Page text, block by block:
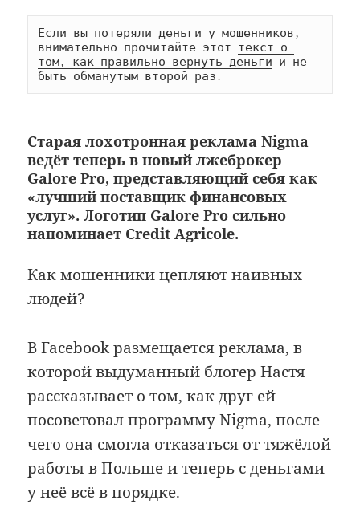
Если вы потеряли деньги у мошенников,
внимательно прочитайте этот текст о
том, как правильно вернуть деньги и не
быть обманутым второй раз.
Старая лохотронная реклама Nigma
ведёт теперь в новый лжеброкер
Galore Pro, представляющий себя как
«лучший поставщик финансовых
услуг». Логотип Galore Pro сильно
напоминает Credit Agricole.
Как мошенники цепляют наивных
людей?
В Facebook размещается реклама, в
которой выдуманный блогер Настя
рассказывает о том, как друг ей
посоветовал программу Nigma, после
чего она смогла отказаться от тяжёлой
работы в Польше и теперь с деньгами
у неё всё в порядке.